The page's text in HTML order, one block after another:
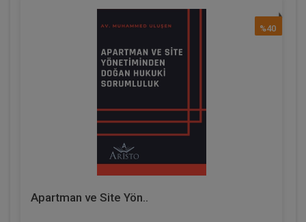
%40
Apartman ve Site Yön..